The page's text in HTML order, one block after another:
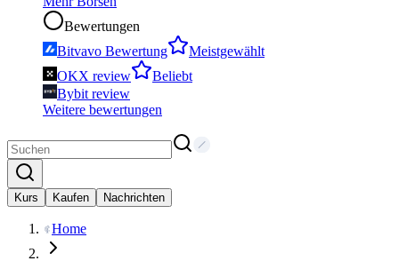
Bewertungen
Bitvavo Bewertung
Meistgewählt
OKX review
Beliebt
Bybit review
Weitere bewertungen
Kurs Kaufen Nachrichten
Home